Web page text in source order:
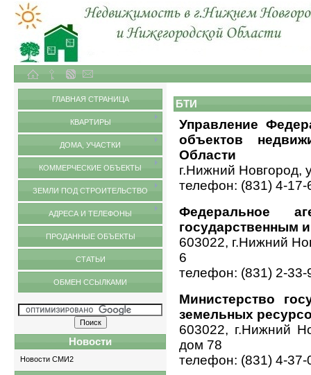
ГЛАВНАЯ СТРАНИЦА
КВАРТИРЫ
ДОМА, УЧАСТКИ
КОММЕРЧЕСКИЕ ОБЪЕКТЫ
ЗЕМЛИ ПОД СТРОИТЕЛЬСТВО
АДРЕСА И ТЕЛЕФОНЫ
ПРОДАННЫЕ ОБЪЕКТЫ
СТАТЬИ
ОБМЕН ССЫЛКАМИ
Новости
Новости СМИ2
БТИ
Управление
объектов
Области
г.Нижний Новгород,
телефон: (831) 4-17-
Федеральное
государственным
603022, г.Нижний
6
телефон: (831) 2-
Министерство
земельных
603022, г.Нижний
дом 78
телефон: (831) 4-